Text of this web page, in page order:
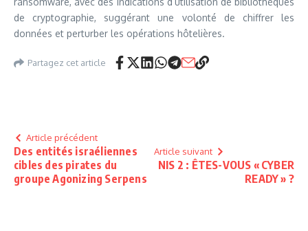
de cryptographie, suggérant une volonté de chiffrer les
données et perturber les opérations hôtelières.
Partagez cet article
Article précédent
Des entités israéliennes
cibles des pirates du
groupe Agonizing Serpens
Article suivant
NIS 2 : ÊTES-VOUS « CYBER
READY » ?